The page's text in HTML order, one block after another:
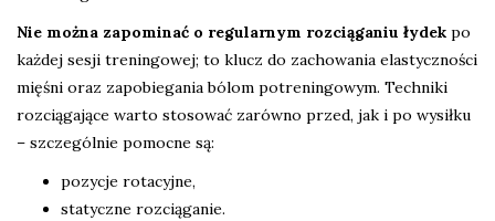
Nie można zapominać o regularnym rozciąganiu łydek po
każdej sesji treningowej; to klucz do zachowania elastyczności
mięśni oraz zapobiegania bólom potreningowym. Techniki
rozciągające warto stosować zarówno przed, jak i po wysiłku
– szczególnie pomocne są:
pozycje rotacyjne,
statyczne rozciąganie.